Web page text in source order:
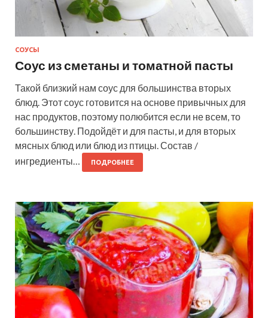
СОУСЫ
Соус из сметаны и томатной пасты
Такой близкий нам соус для большинства вторых
блюд. Этот соус готовится на основе привычных для
нас продуктов, поэтому полюбится если не всем, то
большинству. Подойдёт и для пасты, и для вторых
мясных блюд или блюд из птицы. Состав /
ингредиенты…
ПОДРОБНЕЕ